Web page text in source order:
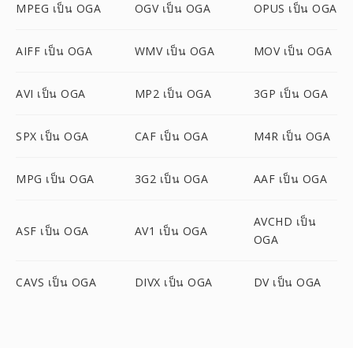
MPEG เป็น OGA OGV เป็น OGA OPUS เป็น OGA
AIFF เป็น OGA WMV เป็น OGA MOV เป็น OGA
AVI เป็น OGA MP2 เป็น OGA 3GP เป็น OGA
SPX เป็น OGA CAF เป็น OGA M4R เป็น OGA
MPG เป็น OGA 3G2 เป็น OGA AAF เป็น OGA
ASF เป็น OGA AV1 เป็น OGA
AVCHD เป็น
OGA
CAVS เป็น OGA DIVX เป็น OGA DV เป็น OGA